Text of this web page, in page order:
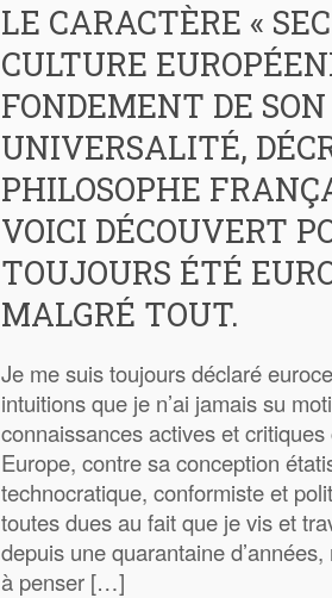
LE CARACTÈRE «
CULTURE
FONDEMENT DE SON
UNIVERSALITÉ,
PHILOSOPHE
VOICI DÉCOUVERT
TOUJOURS ÉTÉ
MALGRÉ TOUT.
Je me suis toujours déclaré
intuitions que je n’ai jamais su
connaissances actives et critiques
Europe, contre sa conception
technocratique, conformiste et
toutes dues au fait que je vis et
depuis une quarantaine
à penser […]